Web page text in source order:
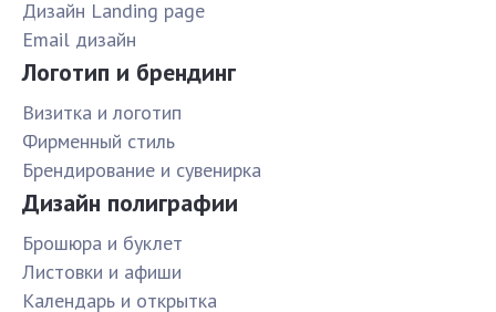
Дизайн Landing page
Email дизайн
Логотип и брендинг
Визитка и логотип
Фирменный стиль
Брендирование и сувенирка
Дизайн полиграфии
Брошюра и буклет
Листовки и афиши
Календарь и открытка